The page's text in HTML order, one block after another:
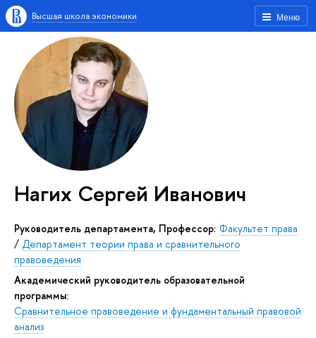
Меню
Высшая школа экономики
Нагих Сергей Иванович
Руководитель департамента, Профессор: Факультет права
/ Департамент теории права и сравнительного
правоведения
Академический руководитель образовательной
программы:
Сравнительное правоведение и фундаментальный правовой
анализ